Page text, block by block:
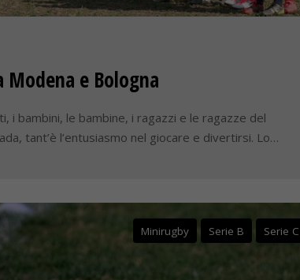
e Bologna
i bambini, le bambine, i ragazzi e le ragazze del
tant’è l’entusiasmo nel giocare e divertirsi. Lo…
Minirugby Serie B Serie C